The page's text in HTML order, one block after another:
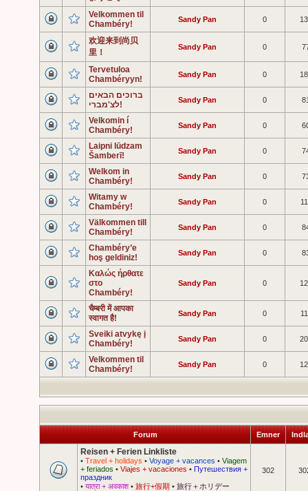
Velkommen til
Chambéry!
Sandy Pan 0
欢迎来到尚贝
里！
Sandy Pan 0
Tervetuloa
Chambéryyn!
Sandy Pan 0
ברוכים הבאים
לצ'מברי!
Sandy Pan 0
Velkomin í
Chambéry!
Sandy Pan 0
Laipni lūdzam
Šamberī!
Sandy Pan 0
Welkom in
Chambéry!
Sandy Pan 0
Witamy w
Chambéry!
Sandy Pan 0
Välkommen till
Chambéry!
Sandy Pan 0
Chambéry’e
hoş geldiniz!
Sandy Pan 0
Καλώς ήρθατε
στο
Chambéry!
Sandy Pan 0
चैम्बरी में आपका
स्वागत है!
Sandy Pan 0
Sveiki atvykę į
Chambéry!
Sandy Pan 0
Velkommen til
Chambéry!
Sandy Pan 0
Forum Emner
Reisen + Ferien Linkliste
• Travel + holidays • Voyage + vacances • Viagem
+ feriados • Viajes + vacaciones • Путешествия +
праздник
• यात्रा + अवकाश• 旅行+假期 • 旅行＋ホリデー
302